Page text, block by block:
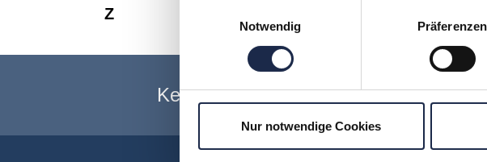
Notwendig
Präferenzen
Nur notwendige Cookies
Z
Keine Veranstaltung mehr